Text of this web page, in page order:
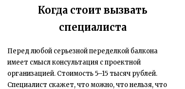
Когда стоит вызвать
специалиста
Перед любой серьезной переделкой балкона
имеет смысл консультация с проектной
организацией. Стоимость 5–15 тысяч рублей.
Специалист скажет, что можно, что нельзя, что